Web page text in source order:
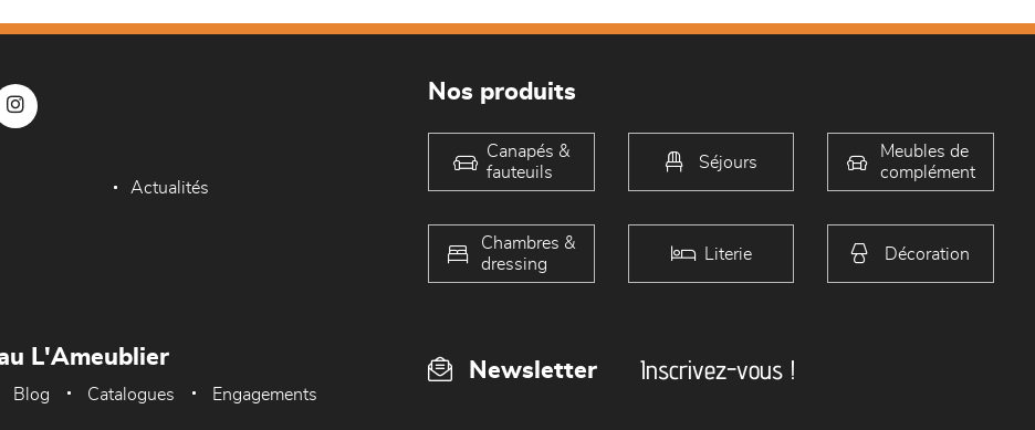
Actualités
Nos produits
Canapés &
fauteuils
Séjours
Meubles de
complément
Chambres &
dressing
Literie Décoration
Newsletter Inscrivez-vous !
L'Ameublier
Blog Catalogues Engagements